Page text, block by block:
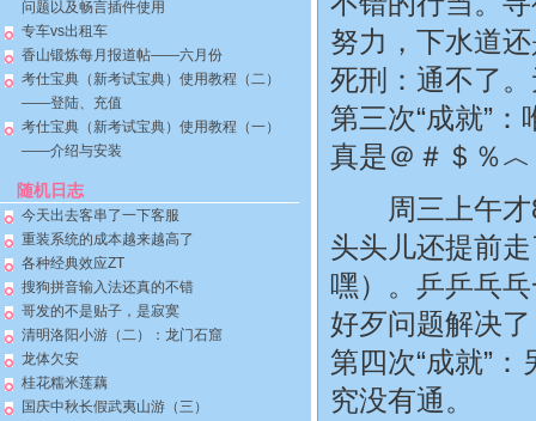
问题以及畅言插件使用
专车vs出租车
香山锻炼每月报道帖——六月份
考仕宝典（新考试宝典）使用教程（二）
——登陆、充值
考仕宝典（新考试宝典）使用教程（一）
——介绍与安装
随机日志
今天出去客串了一下客服
重装系统的成本越来越高了
各种经典效应ZT
搜狗拼音输入法还真的不错
哥发的不是贴子，是寂寞
清明洛阳小游（二）：龙门石窟
龙体欠安
桂花糯米莲藕
国庆中秋长假武夷山游（三）
努力，下水道
死刑：通不了
第三次“成就”
真是＠＃＄％
周三上午才8
头头儿还提前
嘿）。乒乒乓
好歹问题解决
第四次“成就”
究没有通。